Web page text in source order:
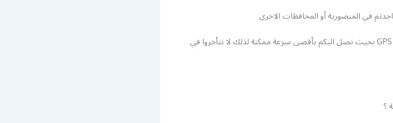
في المنصورية أو المحافظات الاخرى
و يمكننا تحديد موقعكم عن طريق GPS بحيث نصل اليكم بأقصى سرعة ممكنة لذلك لا تتأخروا في
؟